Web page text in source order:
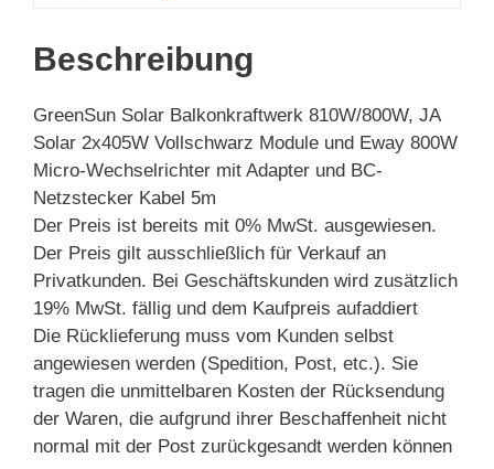
Beschreibung
GreenSun Solar Balkonkraftwerk 810W/800W, JA
Solar 2x405W Vollschwarz Module und Eway 800W
Micro-Wechselrichter mit Adapter und BC-
Netzstecker Kabel 5m
Der Preis ist bereits mit 0% MwSt. ausgewiesen.
Der Preis gilt ausschließlich für Verkauf an
Privatkunden. Bei Geschäftskunden wird zusätzlich
19% MwSt. fällig und dem Kaufpreis aufaddiert
Die Rücklieferung muss vom Kunden selbst
angewiesen werden (Spedition, Post, etc.). Sie
tragen die unmittelbaren Kosten der Rücksendung
der Waren, die aufgrund ihrer Beschaffenheit nicht
normal mit der Post zurückgesandt werden können